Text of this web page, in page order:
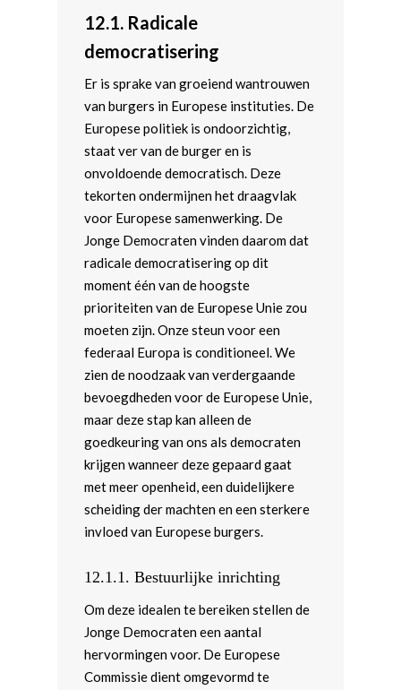
12.1. Radicale
democratisering
Er is sprake van groeiend wantrouwen
van burgers in Europese instituties. De
Europese politiek is ondoorzichtig,
staat ver van de burger en is
onvoldoende democratisch. Deze
tekorten ondermijnen het draagvlak
voor Europese samenwerking. De
Jonge Democraten vinden daarom dat
radicale democratisering op dit
moment één van de hoogste
prioriteiten van de Europese Unie zou
moeten zijn. Onze steun voor een
federaal Europa is conditioneel. We
zien de noodzaak van verdergaande
bevoegdheden voor de Europese Unie,
maar deze stap kan alleen de
goedkeuring van ons als democraten
krijgen wanneer deze gepaard gaat
met meer openheid, een duidelijkere
scheiding der machten en een sterkere
invloed van Europese burgers.
12.1.1.Bestuurlijke inrichting
Om deze idealen te bereiken stellen de
Jonge Democraten een aantal
hervormingen voor. De Europese
Commissie dient omgevormd te